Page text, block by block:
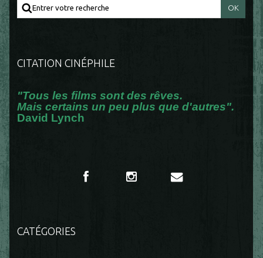
CITATION CINÉPHILE
"Tous les films sont des rêves.
Mais certains un peu plus que d'autres".
David Lynch
CATÉGORIES